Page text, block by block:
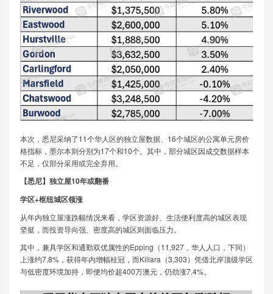
本次，悉尼采纳了11个华人区的独立屋数据、16个城区的公寓单元房价
格指标，墨尔本则分别为17个和10个。其中，部分城区因成交数据样本
不足，仅部分采用或完全弃用。
【悉尼】独立屋10年或翻番
学区+枢纽城区领涨
从年内独立屋涨跌幅情况来看，学区资源好、生活便利度高的城区表现
坚挺，而投资导向强、密度高的城区则面临压力。
其中，兼具学区和通勤双优属性的Epping（11,927，华人人口，下同）
上涨约7.8%，获得年内增幅桂冠，而Killara（3,303）凭借北岸顶级学区
与低密度环境加持，即便均价超400万澳元，仍劲涨7.4%。